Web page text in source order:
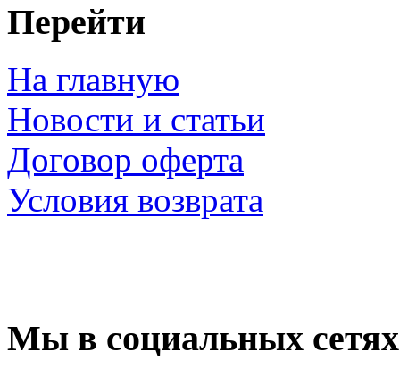
Перейти
На главную
Новости и статьи
Договор оферта
Условия возврата
Мы в социальных сетях